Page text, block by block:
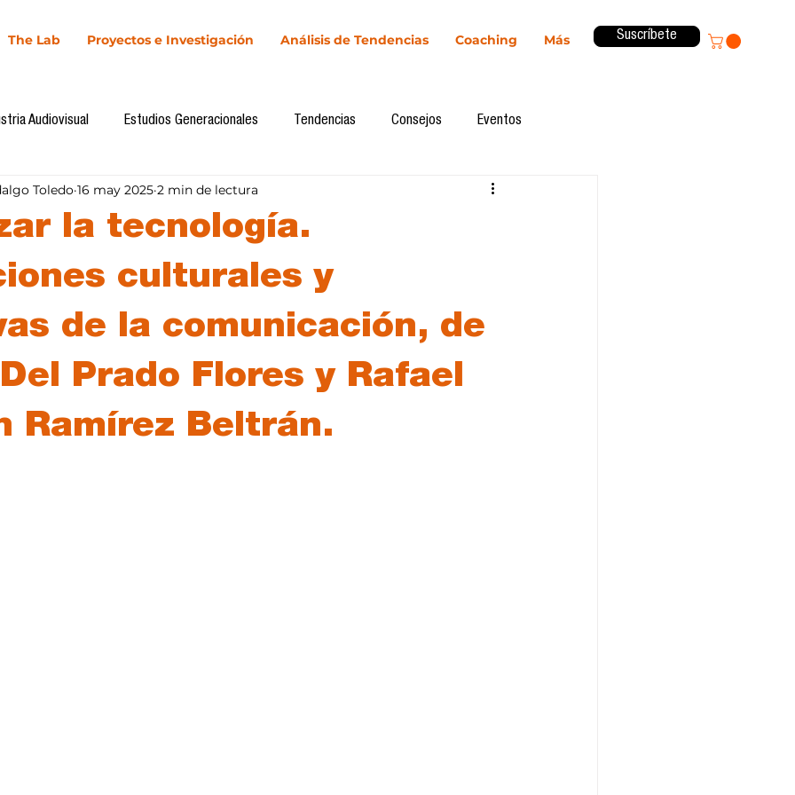
The Lab Proyectos e Investigación Análisis de Tendencias Coaching Más Suscríbete
Audiovisual Estudios Generacionales Tendencias Consejos Eventos
Cultura Digital Comunicación y Sociedad Innovación
Investigación
Casos de estudio Novedades Podcast Video Informes de investigación
la tecnología.
culturales y
de la comunicación, de
Prado Flores y Rafael
Ramírez Beltrán.
Toledo 16 may 2025 2 min de lectura